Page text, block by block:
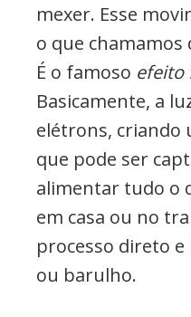
mexer. Esse
o que
É o famoso efeito
Basicamente, a
elétrons, criando
que pode ser
alimentar tudo o
em casa ou no
processo direto
ou barulho.